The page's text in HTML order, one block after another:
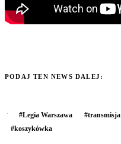
PODAJ TEN NEWS DALEJ:
#Legia Warszawa #transmisja
#koszykówka